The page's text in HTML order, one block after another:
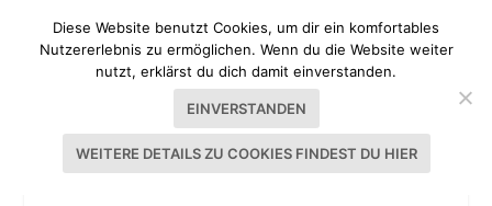
BEEREN FÜR JOHANNISBEERLIKÖR
Diese Website benutzt Cookies, um dir ein komfortables
Nutzererlebnis zu ermöglichen. Wenn du die Website weiter
nutzt, erklärst du dich damit einverstanden.
EINVERSTANDEN
WEITERE DETAILS ZU COOKIES FINDEST DU HIER